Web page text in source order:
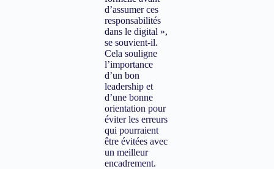
d’assumer ces
responsabilités
dans le digital »,
se souvient-il.
Cela souligne
l’importance
d’un bon
leadership et
d’une bonne
orientation pour
éviter les erreurs
qui pourraient
être évitées avec
un meilleur
encadrement.